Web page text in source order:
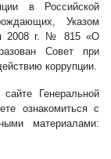
в Российской
Указом
2008 г. № 815 «О
Совет при
коррупции.
Генеральной
ознакомиться с
материалами: